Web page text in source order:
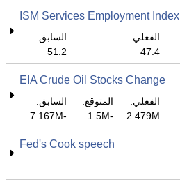
ISM Services Employment Index
الفعلي:
47.4
السابق:
51.2
EIA Crude Oil Stocks Change
الفعلي:
2.479M
المتوقع:
-1.5M
السابق:
-7.167M
Fed's Cook speech